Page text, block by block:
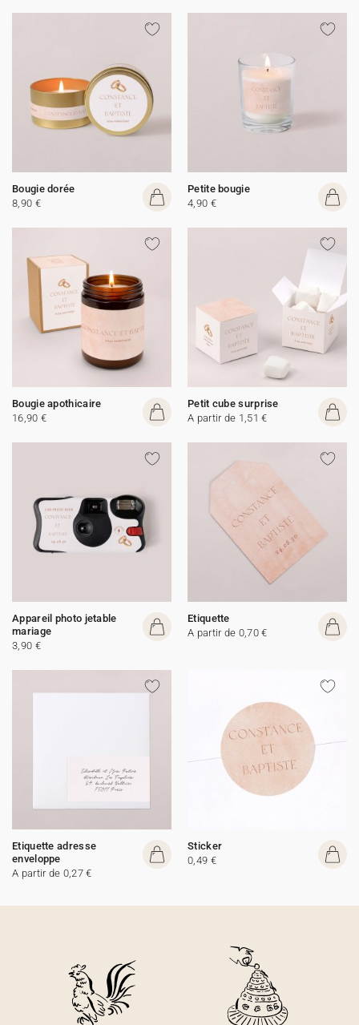
Bougie dorée
8,90 €
Petite bougie
4,90 €
Bougie apothicaire
16,90 €
Petit cube surprise
A partir de 1,51 €
Appareil photo jetable
mariage
3,90 €
Etiquette
A partir de 0,70 €
Etiquette adresse
enveloppe
A partir de 0,27 €
Sticker
0,49 €